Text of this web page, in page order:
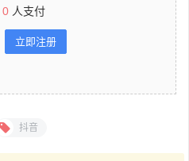
0 人支付
立即注册
抖音